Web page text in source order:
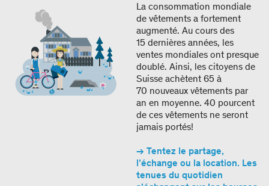
La consommation mondiale
de vêtements a fortement
augmenté. Au cours des
15 dernières années, les
ventes mondiales ont presque
doublé. Ainsi, les citoyens de
Suisse achètent 65 à
70 nouveaux vêtements par
an en moyenne. 40 pourcent
de ces vêtements ne seront
jamais portés!
→ Tentez le partage,
l’échange ou la location. Les
tenues du quotidien